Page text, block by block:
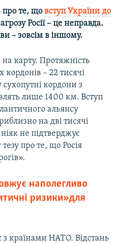
про те, що вступ України до
Росії – це неправда.
– зовсім в іншому.
карту. Протяжність
кордонів – 22 тисячі
кордони з
лише 1400 км. Вступ
альянсу
на дві тисячі
не підтверджує
про те, що Росія
наполегливо
ризики» для
з країнами НАТО. Відстань